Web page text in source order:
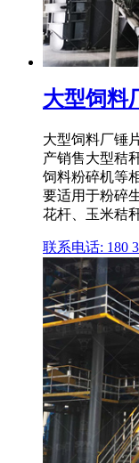
大型饲料
大型饲料厂锤
产销售大型秸
饲料粉碎机等
要适用于粉碎
花杆、玉米秸
联系电话: 180